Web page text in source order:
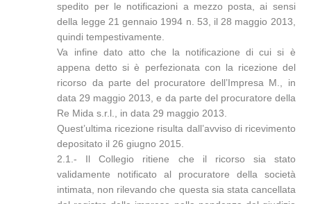
spedito per le notificazioni a mezzo posta, ai sensi
della legge 21 gennaio 1994 n. 53, il 28 maggio 2013,
quindi tempestivamente.
Va infine dato atto che la notificazione di cui si è
appena detto si è perfezionata con la ricezione del
ricorso da parte del procuratore dell’Impresa M., in
data 29 maggio 2013, e da parte del procuratore della
Re Mida s.r.l., in data 29 maggio 2013.
Quest’ultima ricezione risulta dall’avviso di ricevimento
depositato il 26 giugno 2015.
2.1.- Il Collegio ritiene che il ricorso sia stato
validamente notificato al procuratore della società
intimata, non rilevando che questa sia stata cancellata